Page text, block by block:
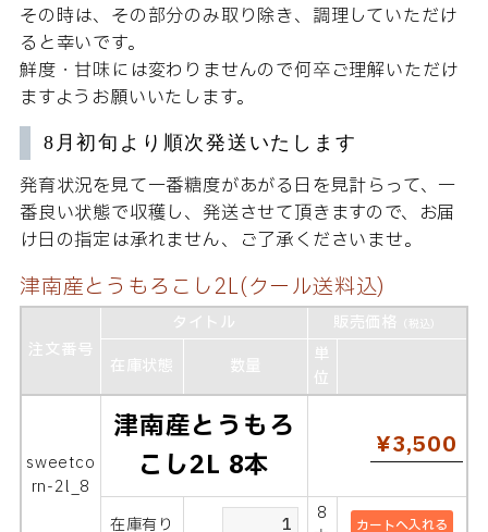
その時は、その部分のみ取り除き、調理していただけ
ると幸いです。
鮮度・甘味には変わりませんので何卒ご理解いただけ
ますようお願いいたします。
8月初旬より順次発送いたします
発育状況を見て一番糖度があがる日を見計らって、一
番良い状態で収穫し、発送させて頂きますので、お届
け日の指定は承れません、ご了承くださいませ。
津南産とうもろこし2L(クール送料込)
注文番号
タイトル 販売価格 （税込）
在庫状態 数量
単
位
sweetco
rn-2l_8
津南産とうもろ
こし2L 8本
¥3,500
在庫有り
8